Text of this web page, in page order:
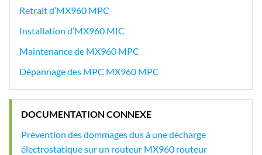
Retrait d’MX960 MPC
Installation d’MX960 MIC
Maintenance de MX960 MPC
Dépannage des MPC MX960 MPC
DOCUMENTATION CONNEXE
Prévention des dommages dus à une décharge
électrostatique sur un routeur MX960 routeur